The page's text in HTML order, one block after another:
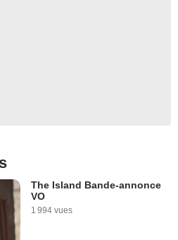
The Island Bande-annonce
VO
1 994 vues